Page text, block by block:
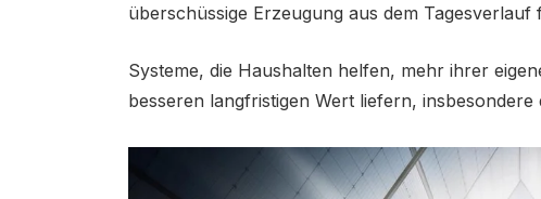
überschüssige Erzeugung aus dem
Systeme, die Haushalten helfen, mehr ihrer
besseren langfristigen Wert liefern,